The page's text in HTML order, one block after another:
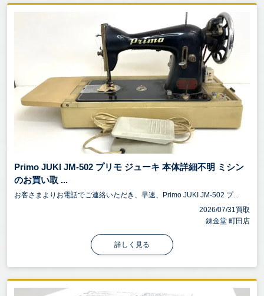
Primo JUKI JM-502 プリモ ジューキ 本体詳細不明 ミシン
のお買い取 ...
お客さまよりお電話でご連絡いただき、早速、Primo JUKI JM-502 プ...
2026/07/31買取
錬金堂 町田店
詳しく見る